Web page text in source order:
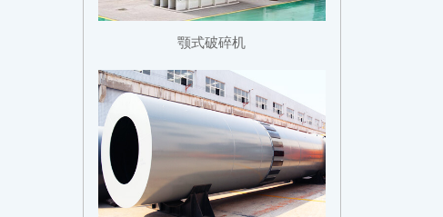
颚式破碎机